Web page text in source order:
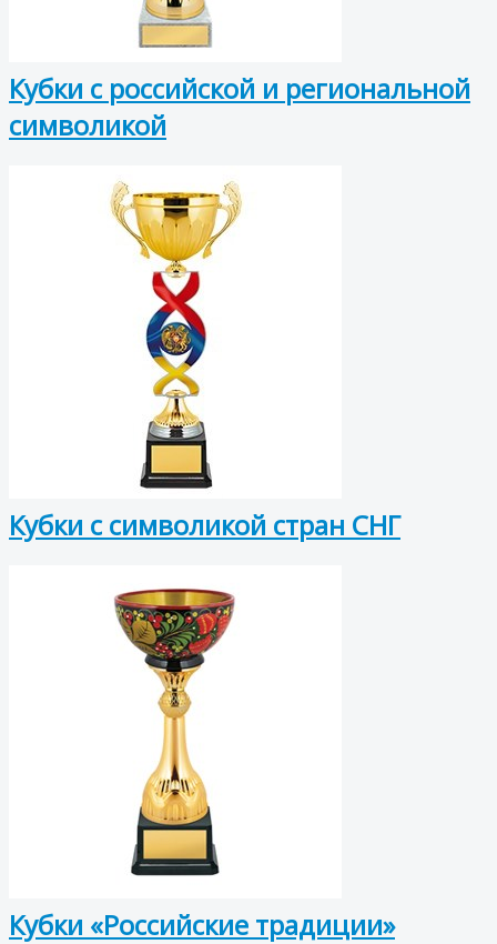
Кубки с российской и региональной
символикой
Кубки с символикой стран СНГ
Кубки «Российские традиции»